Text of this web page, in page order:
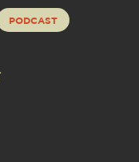
PODCAST